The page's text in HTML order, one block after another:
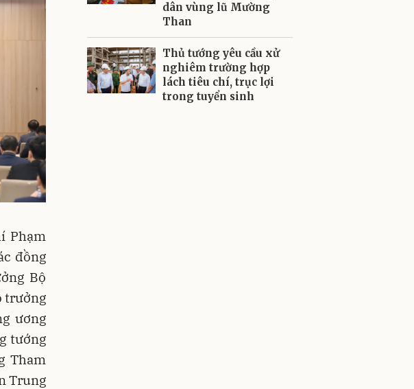
Phạm
đồng
Bộ
trưởng
ương
tướng
Tham
Trung
dân vùng lũ Mường
Than
Thủ tướng yêu cầu xử
nghiêm trường hợp
lách tiêu chí, trục lợi
trong tuyển sinh